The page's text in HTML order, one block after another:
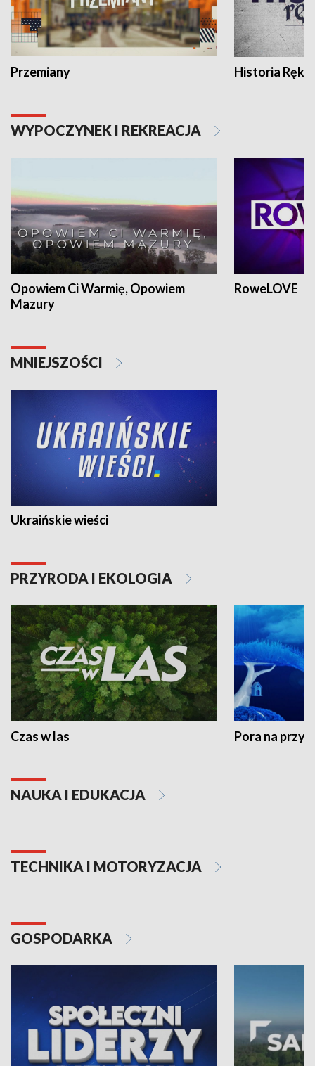
Przemiany Historia Ręką
WYPOCZYNEK I REKREACJA
Opowiem Ci Warmię, Opowiem
Mazury
RoweLOVE
MNIEJSZOŚCI
Ukraińskie wieści
PRZYRODA I EKOLOGIA
Czas w las Pora na
NAUKA I EDUKACJA
TECHNIKA I MOTORYZACJA
GOSPODARKA